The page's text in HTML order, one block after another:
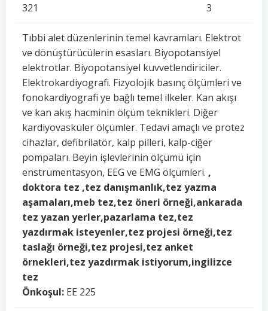
321
3
Tıbbi alet düzenlerinin temel kavramları. Elektrot
ve dönüştürücülerin esasları. Biyopotansiyel
elektrotlar. Biyopotansiyel kuvvetlendiriciler.
Elektrokardiyografi. Fizyolojik basınç ölçümleri ve
fonokardiyografi ye bağlı temel ilkeler. Kan akışı
ve kan akış hacminin ölçüm teknikleri. Diğer
kardiyovasküler ölçümler. Tedavi amaçlı ve protez
cihazlar, defibrilatör, kalp pilleri, kalp-ciğer
pompaları. Beyin işlevlerinin ölçümü için
enstrümentasyon, EEG ve EMG ölçümleri. ,
doktora tez ,tez danışmanlık,tez yazma
aşamaları,meb tez,tez öneri örneği,ankarada
tez yazan yerler,pazarlama tez,tez
yazdırmak isteyenler,tez projesi örneği,tez
taslağı örneği,tez projesi,tez anket
örnekleri,tez yazdırmak istiyorum,ingilizce
tez
Önkoşul: EE 225